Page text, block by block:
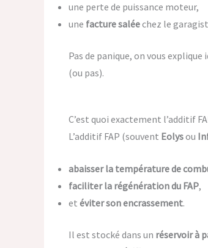
une perte de puissance moteur,
une facture saléechez le
Pas de panique, on vous explique
(ou pas).
C’est quoi exactement l’additif
L’additif FAP (souvent Eolysou
abaisser la température de
faciliter la régénération du FAP,
et éviter son encrassement.
Il est stocké dans un réservoir à